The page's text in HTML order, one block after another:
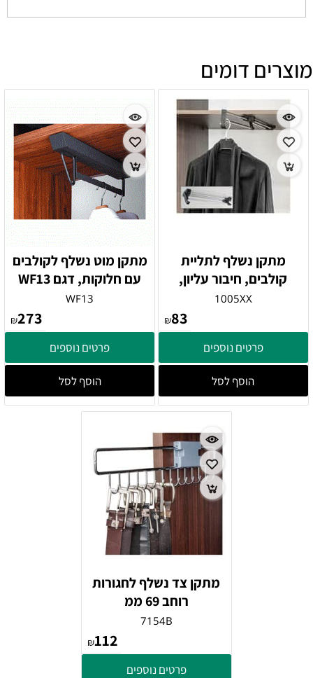
מוצרים דומים
מתקן נשלף לתליית
קולבים, חיבור עליון,
1005XX
₪83
פרטים נוספים
הוסף לסל
מתקן מוט נשלף לקולבים
עם חלוקות, דגם WF13
WF13
₪273
פרטים נוספים
הוסף לסל
מתקן צד נשלף לחגורות
רוחב 69 ממ
7154B
₪112
פרטים נוספים